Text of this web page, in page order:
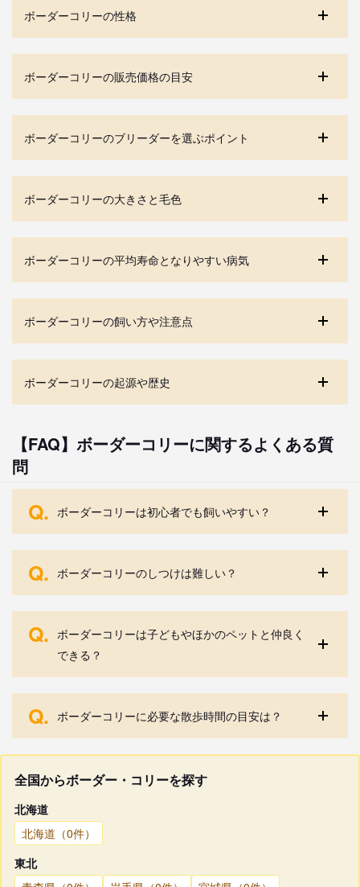
ボーダーコリーの性格
ボーダーコリーの販売価格の目安
ボーダーコリーのブリーダーを選ぶポイント
ボーダーコリーの大きさと毛色
ボーダーコリーの平均寿命となりやすい病気
ボーダーコリーの飼い方や注意点
ボーダーコリーの起源や歴史
【FAQ】ボーダーコリーに関するよくある質
問
Q. ボーダーコリーは初心者でも飼いやすい？
Q. ボーダーコリーのしつけは難しい？
Q. ボーダーコリーは子どもやほかのペットと仲良く
できる？
Q. ボーダーコリーに必要な散歩時間の目安は？
全国からボーダー・コリーを探す
北海道
北海道（0件）
東北